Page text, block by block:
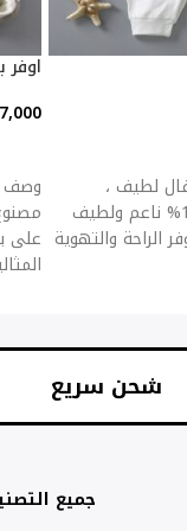
لطيف ،
مصنوع من قطن 100% ناعم ولطيف
الراحة والتهوية
اوفر
7,000
وصف
على
شحن سريع
جميع